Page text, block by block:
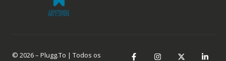
© 2026 – Plugg.To | Todos os